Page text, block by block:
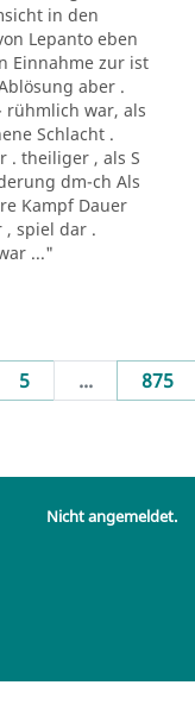
in den
Lepanto eben
Einnahme zur ist
aber .
rühmlich war, als
Schlacht .
. theiliger , als S
dm-ch Als
Kampf Dauer
, spiel dar .
..."
5 ... 875
Nicht angemeldet.